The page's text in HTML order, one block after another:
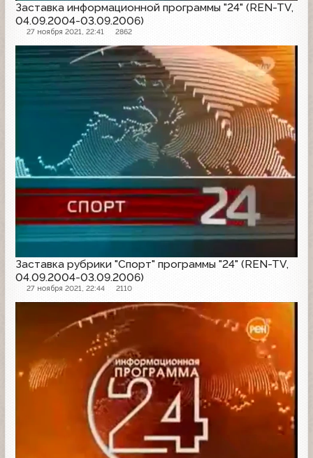
Заставка информационной программы "24" (REN-TV,
04.09.2004-03.09.2006)
27 ноября 2021, 22:41 2862
Заставка рубрики "Спорт" программы "24" (REN-TV,
04.09.2004-03.09.2006)
27 ноября 2021, 22:44 2110
Заставка программы